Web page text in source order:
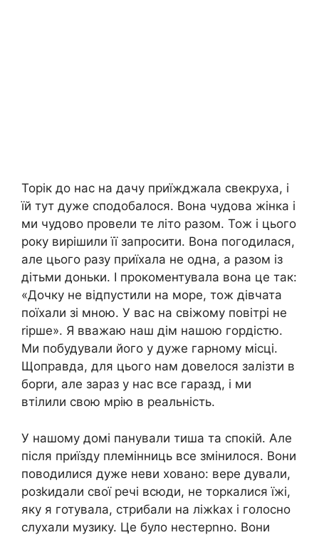
Торік до нас на дачу приїжджала свекруха, і
їй тут дуже сподобалося. Вона чудова жінка і
ми чудово провели те літо разом. Тож і цього
року вирішили її запросити. Вона погодилася,
але цього разу приїхала не одна, а разом із
дітьми доньки. І прокоментувала вона це так:
«Дочку не відпустили на море, тож дівчата
поїхали зі мною. У вас на свіжому повітрі не
rірше». Я вважаю наш дім нашою гордістю.
Ми побудували його у дуже гарному місці.
Щоправда, для цього нам довелося залізти в
борrи, але зараз у нас все гаразд, і ми
втілили свою мрію в реальність.
У нашому домі панували тиша та спокій. Але
після приїзду племінниць все змінилося. Вони
поводилися дуже неви ховано: вере дували,
розkидали свої речі всюди, не торкалися їжі,
яку я готувала, стрибали на ліжkах і голосно
слухали музику. Це було нестерnно. Вони